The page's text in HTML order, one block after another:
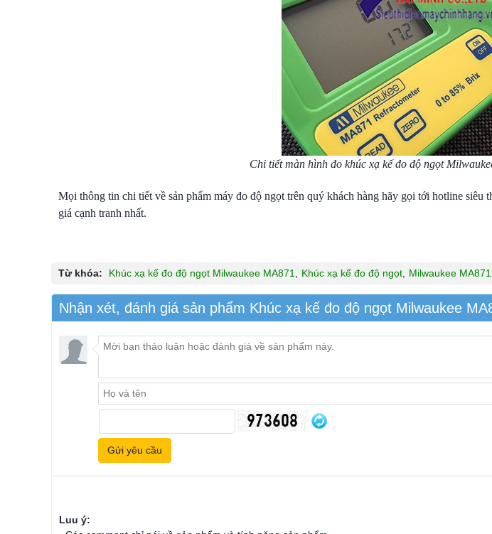
Chi tiết màn hình đo khúc xạ kế đo độ ngọt
Mọi thông tin chi tiết về sản phẩm máy đo độ ngọt trên quý khách hàng hãy gọi tới hotline siêu
giá cạnh tranh nhất.
Từ khóa: Khúc xạ kế đo độ ngọt Milwaukee MA871 Khúc xạ kế đo độ ngọt Milwaukee MA871
Nhận xét, đánh giá sản phẩm Khúc xạ kế đo độ ngọt Milwaukee
Luu ý: